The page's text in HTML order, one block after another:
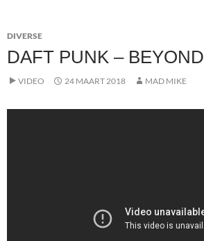
DIVERSE
DAFT PUNK – BEYOND
VIDEO 24 MAART 2018 MAD MIKE